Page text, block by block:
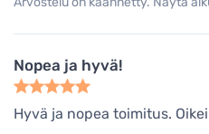
Nopea ja hyvä!
Hyvä ja nopea toimitus.